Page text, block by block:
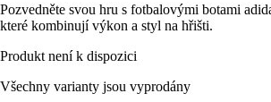
Pozvedněte svou hru s fotbalovými botami
které kombinují výkon a styl na hřišti.
Produkt není k dispozici
Všechny varianty jsou vyprodány